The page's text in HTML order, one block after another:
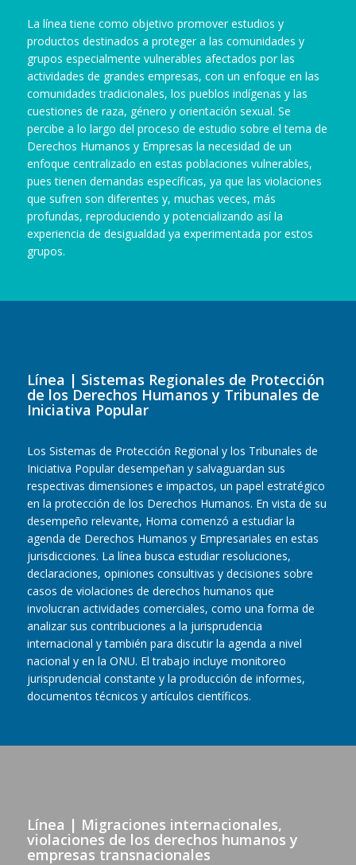
La línea tiene como objetivo promover estudios y
productos destinados a proteger a las comunidades y
grupos especialmente vulnerables afectados por las
actividades de grandes empresas, con un enfoque en las
comunidades tradicionales, los pueblos indígenas y las
cuestiones de raza, género y orientación sexual. Se
percibe a lo largo del proceso de estudio sobre el tema de
Derechos Humanos y Empresas la necesidad de un
enfoque centralizado en estas poblaciones vulnerables,
pues tienen demandas específicas, ya que las violaciones
que sufren son diferentes y, muchas veces, más
profundas, reproduciendo y potencializando así la
experiencia de desigualdad ya experimentada por estos
grupos.
Línea | Sistemas Regionales de Protección
de los Derechos Humanos y Tribunales de
Iniciativa Popular
Los Sistemas de Protección Regional y los Tribunales de
Iniciativa Popular desempeñan y salvaguardan sus
respectivas dimensiones e impactos, un papel estratégico
en la protección de los Derechos Humanos. En vista de su
desempeño relevante, Homa comenzó a estudiar la
agenda de Derechos Humanos y Empresariales en estas
jurisdicciones. La línea busca estudiar resoluciones,
declaraciones, opiniones consultivas y decisiones sobre
casos de violaciones de derechos humanos que
involucran actividades comerciales, como una forma de
analizar sus contribuciones a la jurisprudencia
internacional y también para discutir la agenda a nivel
nacional y en la ONU. El trabajo incluye monitoreo
jurisprudencial constante y la producción de informes,
documentos técnicos y artículos científicos.
Línea | Migraciones internacionales,
violaciones de los derechos humanos y
empresas transnacionales